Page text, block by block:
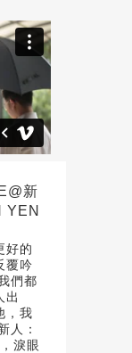
新
YEN
好的
覆吟
們都
出
，我
人：
淚眼